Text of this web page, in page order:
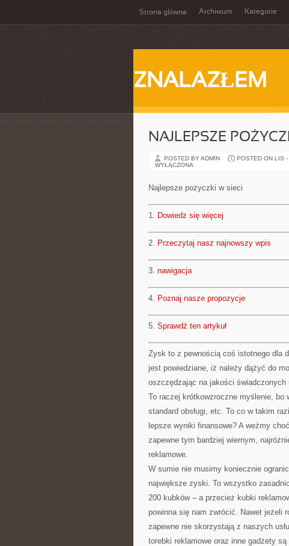
Strona główna Archiwum Kategorie
ZNALAZŁEM
NAJLEPSZE
POSTED BY ADMIN POSTED ON LIS
WYŁĄCZONA
Najlepsze pożyczki w sieci
1. Dowiedz się więcej
2. Przeczytaj nasz najnowszy wpis
3. nawigacja
4. Poznaj nasze propozycje
5. Sprawdź ten artykuł
Zysk to z pewnością coś istotnego dla
jest powiedziane, iż należy dążyć do
oszczędzając na jakości świadczonych
To raczej krótkowzroczne myślenie, bo
standard obsługi, etc. To co w takim
lepsze wyniki finansowe? A weźmy
zapewne tym bardziej wiernym,
reklamowe.
W sumie nie musimy koniecznie
największe zyski. To wszystko
200 kubków – a przecież kubki
powinna się nam zwrócić. Nawet jeżeli
zapewne nie skorzystają z naszych
torebki reklamowe oraz inne gadżety